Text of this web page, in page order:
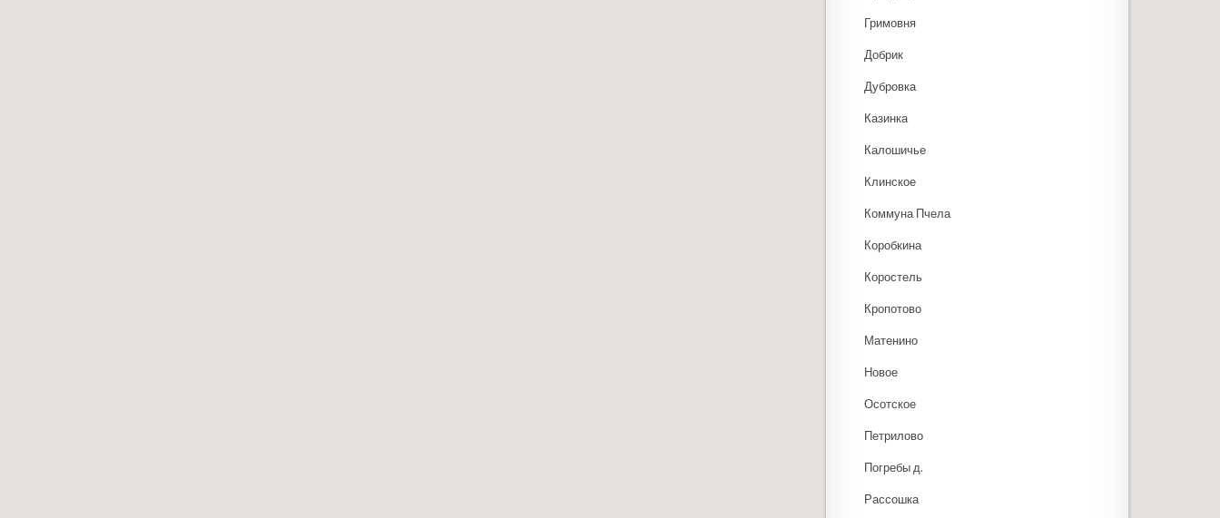
Гримовня
Добрик
Дубровка
Казинка
Калошичье
Клинское
Коммуна Пчела
Коробкина
Коростель
Кропотово
Матенино
Новое
Осотское
Петрилово
Погребы д.
Рассошка